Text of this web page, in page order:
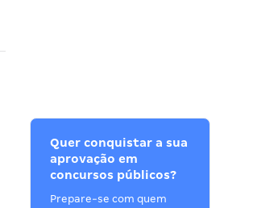
Quer conquistar a sua
aprovação em
concursos públicos?
Prepare-se com quem